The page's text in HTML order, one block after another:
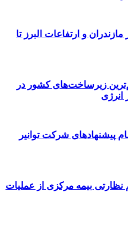
و ارتفاعات البرز تا
زیرساخت‌های کشور در
انرژی
پیشنهادهای شرکت توانیر
نظارتی بیمه مرکزی از عملیات